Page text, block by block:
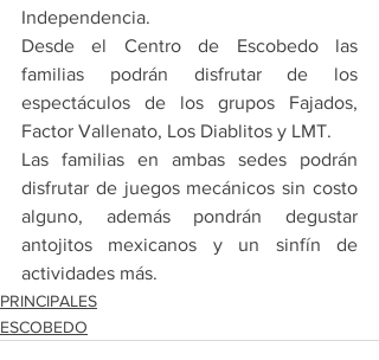
Independencia.
Desde el Centro de Escobedo las
familias podrán disfrutar de los
espectáculos de los grupos Fajados,
Factor Vallenato, Los Diablitos y LMT.
Las familias en ambas sedes podrán
disfrutar de juegos mecánicos sin costo
alguno, además pondrán degustar
antojitos mexicanos y un sinfín de
actividades más.
PRINCIPALES
ESCOBEDO